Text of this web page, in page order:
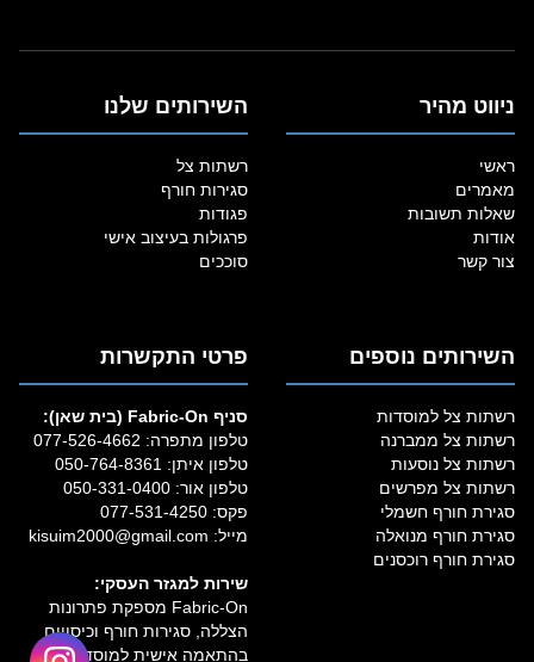
ניווט מהיר
ראשי
מאמרים
שאלות תשובות
אודות
צור קשר
השירותים שלנו
רשתות צל
סגירות חורף
פגודות
פרגולות בעיצוב אישי
סוככים
השירותים נוספים
רשתות צל למוסדות
רשתות צל ממברנה
רשתות צל נוסעות
רשתות צל מפרשים
סגירת חורף חשמלי
סגירת חורף מנואלה
סגירת חורף רוכסנים
פרטי התקשרות
סניף Fabric‑On (בית שאן):
טלפון מתפרה: 077-526-4662
טלפון איתן: 050-764-8361
טלפון אור: 050-331-0400
פקס: 077-531-4250
מייל: kisuim2000@gmail.com
שירות למגזר העסקי:
Fabric‑On מספקת פתרונות
הצללה, סגירות חורף וכיסויים
בהתאמה אישית למוסדות,